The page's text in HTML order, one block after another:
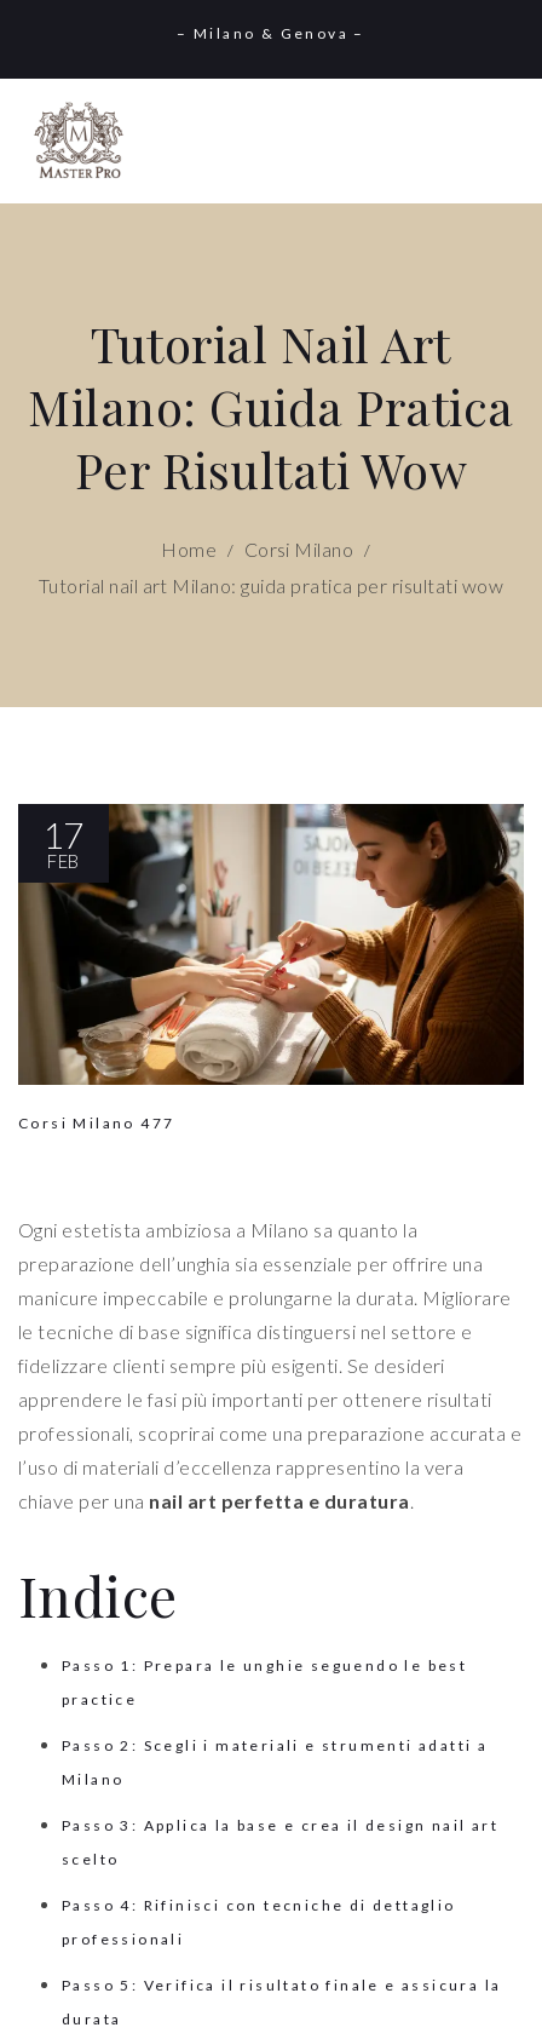
– Milano & Genova –
Tutorial Nail Art
Milano: Guida Pratica
Per Risultati Wow
Home / Corsi Milano /
Tutorial nail art Milano: guida pratica per risultati wow
17
FEB
Corsi Milano477
Ogni estetista ambiziosa a Milano sa quanto la
preparazione dell’unghia sia essenziale per offrire una
manicure impeccabile e prolungarne la durata. Migliorare
le tecniche di base significa distinguersi nel settore e
fidelizzare clienti sempre più esigenti. Se desideri
apprendere le fasi più importanti per ottenere risultati
professionali, scoprirai come una preparazione accurata e
l’uso di materiali d’eccellenza rappresentino la vera
chiave per una nail art perfetta e duratura.
Indice
Passo 1: Prepara le unghie seguendo le best
practice
Passo 2: Scegli i materiali e strumenti adatti a
Milano
Passo 3: Applica la base e crea il design nail art
scelto
Passo 4: Rifinisci con tecniche di dettaglio
professionali
Passo 5: Verifica il risultato finale e assicura la
durata